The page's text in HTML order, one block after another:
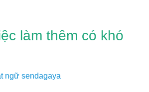
làm thêm có khó
ngữ sendagaya